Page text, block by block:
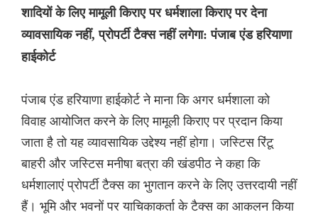
शादियों के लिए मामूली किराए पर धर्मशाला किराए पर देना
व्यावसायिक नहीं, प्रोपर्टी टैक्स नहीं लगेगा: पंजाब एंड हरियाणा
हाईकोर्ट
पंजाब एंड हरियाणा हाईकोर्ट ने माना कि अगर धर्मशाला को
विवाह आयोजित करने के लिए मामूली किराए पर प्रदान किया
जाता है तो यह व्यावसायिक उद्देश्य नहीं होगा। जस्टिस रिंटू
बाहरी और जस्टिस मनीषा बत्रा की खंडपीठ ने कहा कि
धर्मशालाएं प्रोपर्टी टैक्स का भुगतान करने के लिए उत्तरदायी नहीं
हैं। भूमि और भवनों पर याचिकाकर्ता के टैक्स का आकलन किया